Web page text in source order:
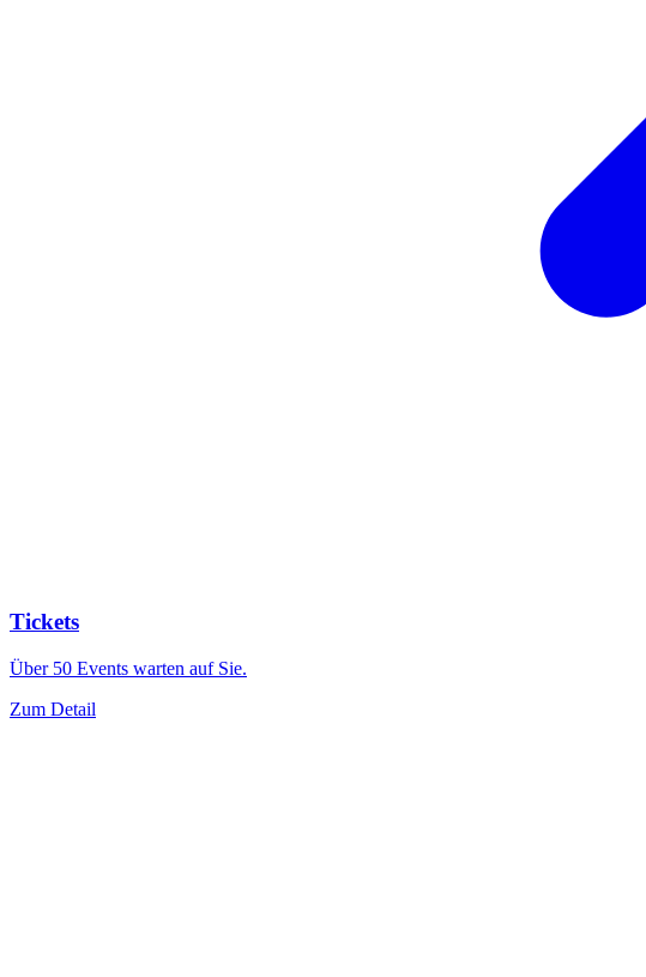
Tickets
Über 50 Events warten auf Sie.
Zum Detail